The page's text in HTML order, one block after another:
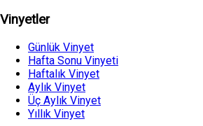
Vinyetler
Günlük Vinyet
Hafta Sonu Vinyeti
Haftalık Vinyet
Aylık Vinyet
Üç Aylık Vinyet
Yıllık Vinyet